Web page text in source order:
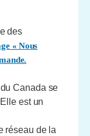
des
« Nous
Canada se
est un
réseau de la